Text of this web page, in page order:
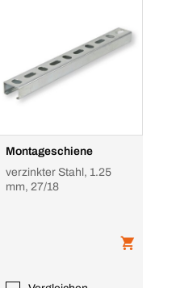
Montageschiene
verzinkter Stahl, 1.25
mm, 27/18